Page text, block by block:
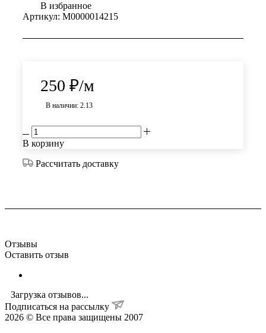
В избранное
Артикул: М0000014215
250 ₽/м
В наличии: 2.13
В корзину
Рассчитать доставку
Отзывы
Оставить отзыв
Загрузка отзывов...
Подписаться на рассылку
2026 © Все права защищены 2007